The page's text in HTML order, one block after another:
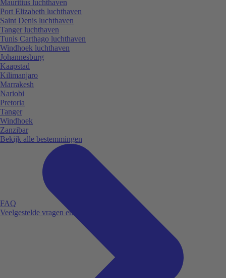
FAQ
Veelgestelde vragen en antwoorden.
Mauritius luchthaven
Port Elizabeth luchthaven
Saint Denis luchthaven
Tanger luchthaven
Tunis Carthago luchthaven
Windhoek luchthaven
Johannesburg
Kaapstad
Kilimanjaro
Marrakesh
Nariobi
Pretoria
Tanger
Windhoek
Zanzibar
Bekijk alle bestemmingen